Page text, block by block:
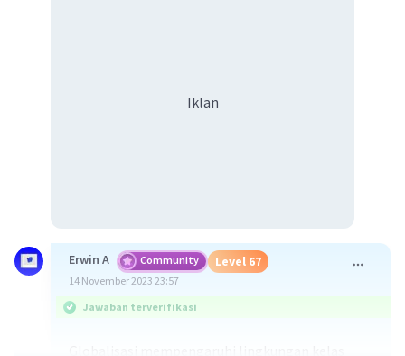
Iklan
Erwin A Community Level 67
14 November 2023 23:57
Jawaban terverifikasi